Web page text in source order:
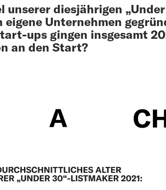
unserer diesjährigen
eigene Unternehmen
ups gingen insgesamt
an den Start?